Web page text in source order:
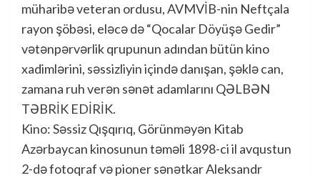
müharibə veteran ordusu, AVMVİB-nin Neftçala
rayon şöbəsi, eləcə də “Qocalar Döyüşə Gedir”
vətənpərvərlik qrupunun adından bütün kino
xadimlərini, səssizliyin içində danışan, şəklə can,
zamana ruh verən sənət adamlarını QƏLBƏN
TƏBRİK EDİRİK.
Kino: Səssiz Qışqırıq, Görünməyən Kitab
Azərbaycan kinosunun təməli 1898-ci il avqustun
2-də fotoqraf və pioner sənətkar Aleksandr